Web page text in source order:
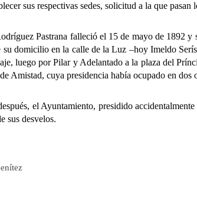
sus respectivas sedes, solicitud a la que pasan
Pastrana falleció el 15 de mayo de 1892 y
domicilio en la calle de la Luz –hoy Imeldo
luego por Pilar y Adelantado a la plaza del
Amistad, cuya presidencia había ocupado en dos
el Ayuntamiento, presidido accidentalmente
sus desvelos.